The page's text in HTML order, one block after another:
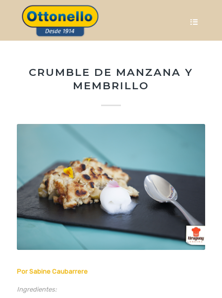
CRUMBLE DE MANZANA Y
MEMBRILLO
Por Sabine Caubarrere
Ingredientes: